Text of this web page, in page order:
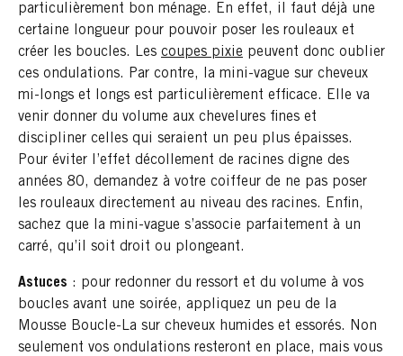
particulièrement bon ménage. En effet, il faut déjà une
certaine longueur pour pouvoir poser les rouleaux et
créer les boucles. Les coupes pixie peuvent donc oublier
ces ondulations. Par contre, la mini-vague sur cheveux
mi-longs et longs est particulièrement efficace. Elle va
venir donner du volume aux chevelures fines et
discipliner celles qui seraient un peu plus épaisses.
Pour éviter l’effet décollement de racines digne des
années 80, demandez à votre coiffeur de ne pas poser
les rouleaux directement au niveau des racines. Enfin,
sachez que la mini-vague s’associe parfaitement à un
carré, qu’il soit droit ou plongeant.
Astuces : pour redonner du ressort et du volume à vos
boucles avant une soirée, appliquez un peu de la
Mousse Boucle-La sur cheveux humides et essorés. Non
seulement vos ondulations resteront en place, mais vous